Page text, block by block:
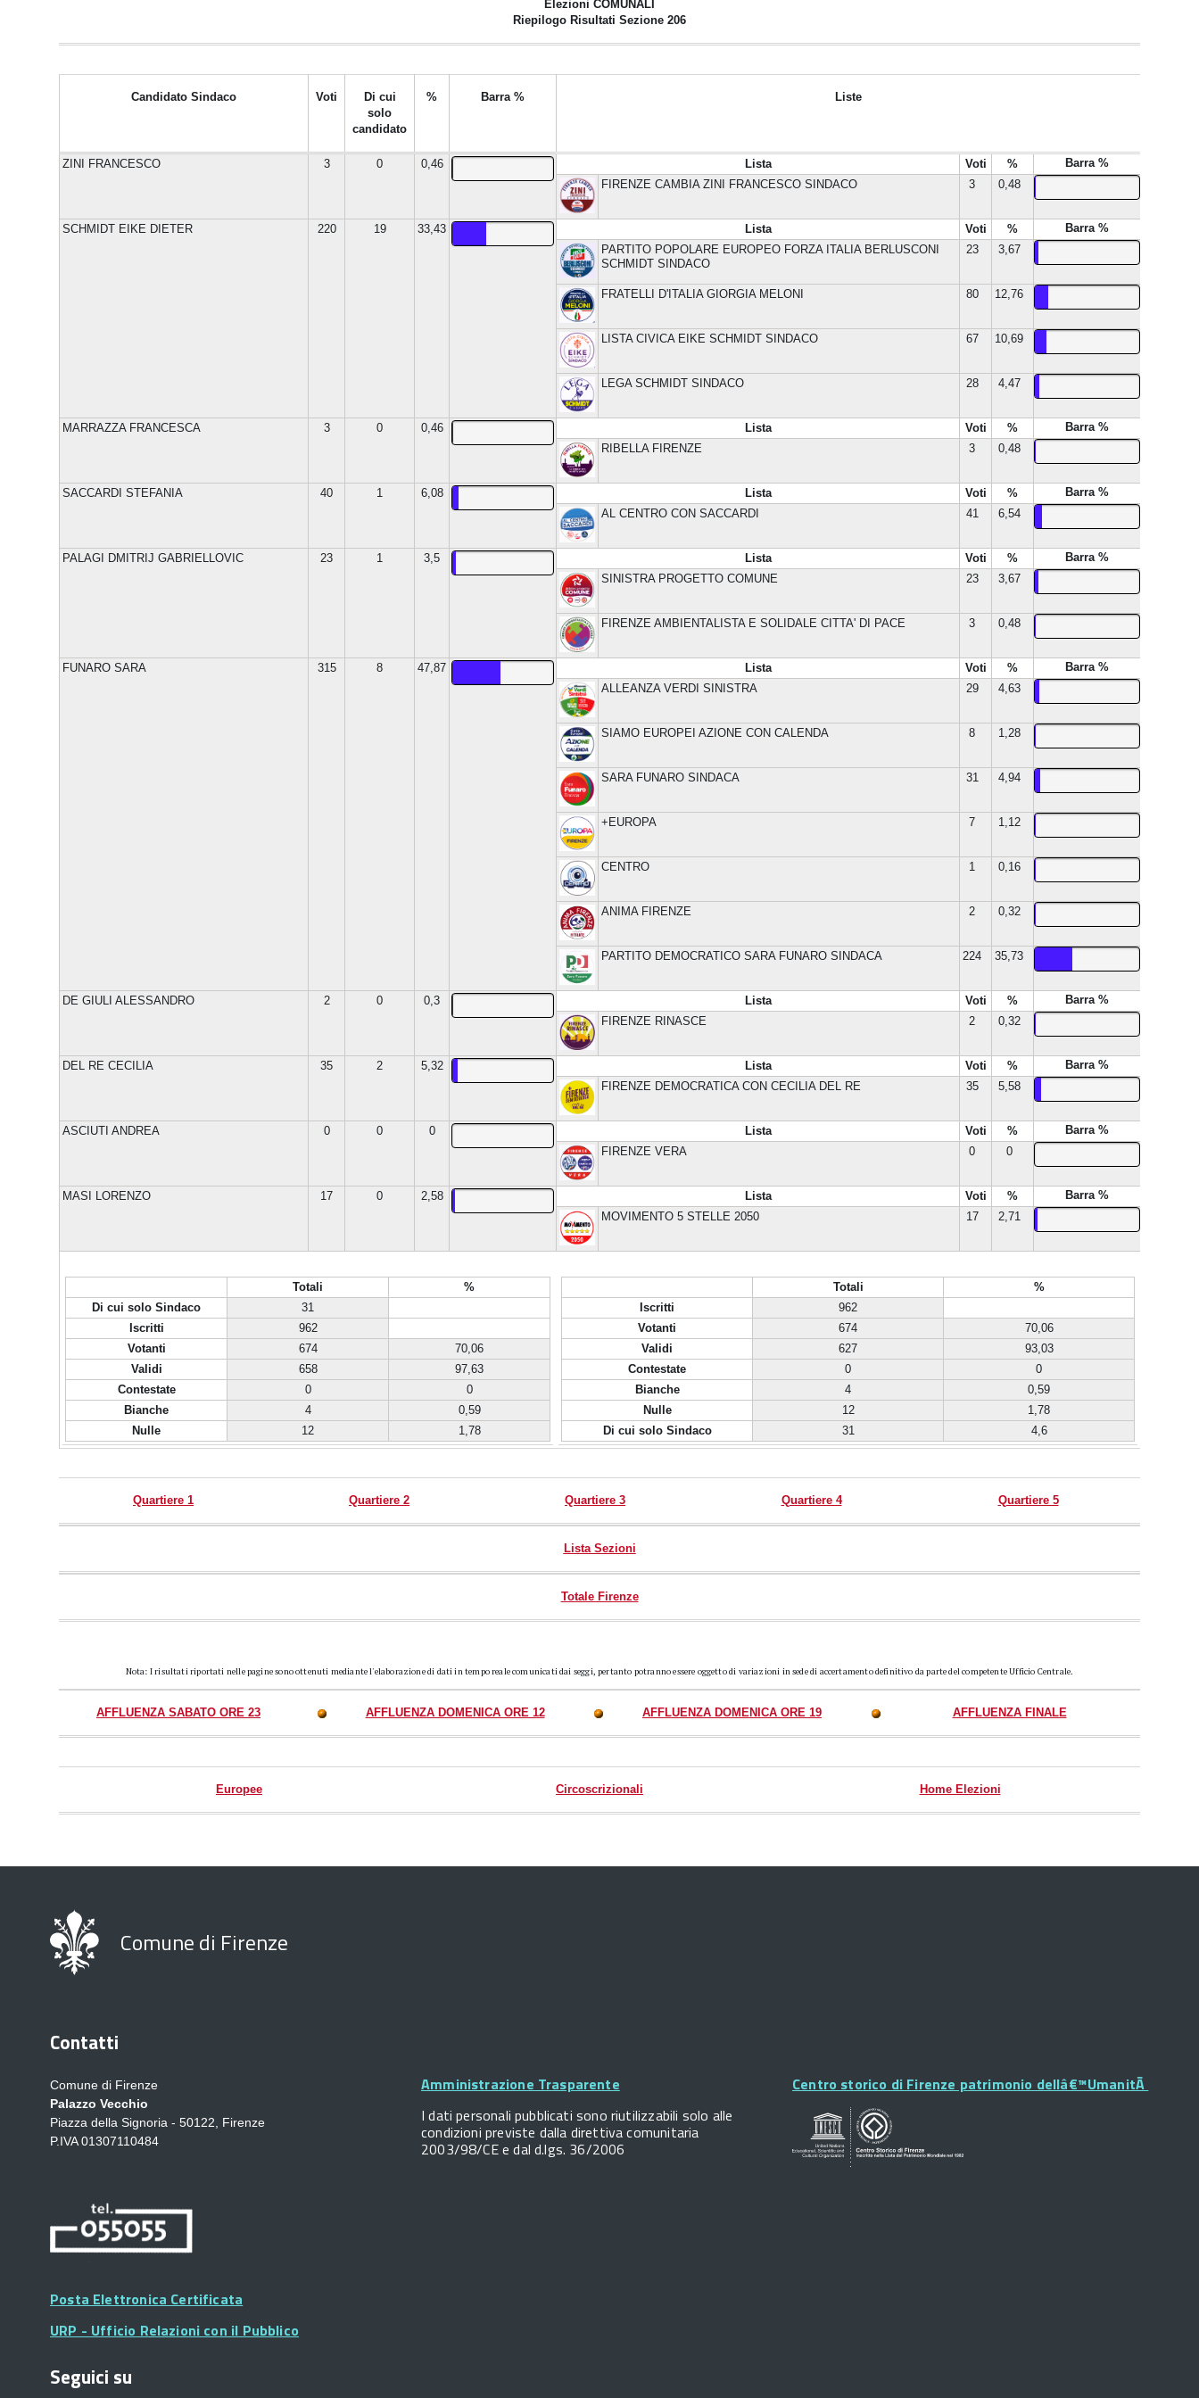
Elezioni COMUNALI
Riepilogo Risultati Sezione 206
Candidato Sindaco Voti
Di cui
solo
candidato
% Barra % Liste
ZINI FRANCESCO 3 0 0,46 Lista Voti %
Barra %
FIRENZE CAMBIA ZINI FRANCESCO SINDACO
3 0,48
SCHMIDT EIKE DIETER 220 19 33,43 Lista Voti %
Barra %
PARTITO POPOLARE EUROPEO FORZA ITALIA BERLUSCONI
SCHMIDT SINDACO
23 3,67
FRATELLI D'ITALIA GIORGIA MELONI 80 12,76
LISTA CIVICA EIKE SCHMIDT SINDACO 67 10,69
LEGA SCHMIDT SINDACO 28 4,47
MARRAZZA FRANCESCA 3 0 0,46 Lista Voti %
Barra %
RIBELLA FIRENZE
3 0,48
SACCARDI STEFANIA 40 1 6,08 Lista Voti %
Barra %
AL CENTRO CON SACCARDI
41 6,54
PALAGI DMITRIJ GABRIELLOVIC 23 1 3,5 Lista Voti %
Barra %
SINISTRA PROGETTO COMUNE
23 3,67
FIRENZE AMBIENTALISTA E SOLIDALE CITTA' DI PACE 3 0,48
FUNARO SARA 315 8 47,87 Lista Voti %
Barra %
ALLEANZA VERDI SINISTRA
29 4,63
SIAMO EUROPEI AZIONE CON CALENDA 8 1,28
SARA FUNARO SINDACA 31 4,94
+EUROPA 7 1,12
CENTRO 1 0,16
ANIMA FIRENZE 2 0,32
PARTITO DEMOCRATICO SARA FUNARO SINDACA 224 35,73
DE GIULI ALESSANDRO 2 0 0,3 Lista Voti %
Barra %
FIRENZE RINASCE
2 0,32
DEL RE CECILIA 35 2 5,32 Lista Voti %
Barra %
FIRENZE DEMOCRATICA CON CECILIA DEL RE
35 5,58
ASCIUTI ANDREA 0 0 0 Lista Voti %
Barra %
FIRENZE VERA
0 0
MASI LORENZO 17 0 2,58 Lista Voti %
Barra %
MOVIMENTO 5 STELLE 2050
17 2,71
Totali
%
Di cui solo Sindaco
31
Iscritti
962
Votanti
674
70,06
Validi
658
97,63
Contestate
0
0
Bianche
4
0,59
Nulle
12 1,78
Totali
%
Iscritti
962
Votanti
674
70,06
Validi
627
93,03
Contestate
0
0
Bianche
4
0,59
Nulle
12
1,78
Di cui solo Sindaco
31 4,6
Quartiere 1 Quartiere 2 Quartiere 3 Quartiere 4 Quartiere 5
Lista Sezioni
Totale Firenze
Nota: I risultati riportati nelle pagine sono ottenuti mediante l'elaborazione di dati in tempo reale comunicati dai seggi, pertanto potranno essere oggetto di variazioni in sede di accertamento definitivo da parte del competente Ufficio Centrale.
AFFLUENZA SABATO ORE 23 AFFLUENZA DOMENICA ORE 12 AFFLUENZA DOMENICA ORE 19 AFFLUENZA FINALE
Europee Circoscrizionali Home Elezioni
Comune di Firenze
Contatti
Comune di Firenze
Palazzo Vecchio
Piazza della Signoria - 50122, Firenze
P.IVA 01307110484
Posta Elettronica Certificata
URP - Ufficio Relazioni con il Pubblico
Amministrazione Trasparente
I dati personali pubblicati sono riutilizzabili solo alle
condizioni previste dalla direttiva comunitaria
2003/98/CE e dal d.lgs. 36/2006
Centro storico di Firenze patrimonio dellâ€™UmanitÃ
Seguici su